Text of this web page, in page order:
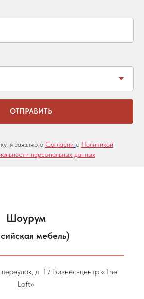
ОТПРАВИТЬ
я заявляю о Согласии с Политикой
персональных данных
Шоурум
мебель)
д. 17 Бизнес-центр «The
Loft»